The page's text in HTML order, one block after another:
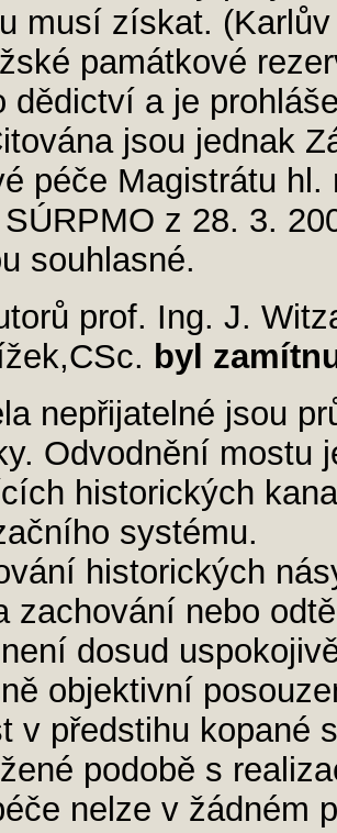
musí získat.
památkové
dědictví a je
jsou jednak
péče Magistrátu hl.
z 28. 3.
souhlasné.
prof. Ing. J.
byl
nepřijatelné jsou
Odvodnění mostu
historických
systému.
historických
zachování nebo
dosud
objektivní
v předstihu kopané
podobě s
nelze v žádném